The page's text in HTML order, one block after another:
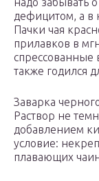
дефицитом, а в
Пачки чая
прилавков в
спрессованные
также годился
Заварка
Раствор не
добавлением
условие:
плавающих